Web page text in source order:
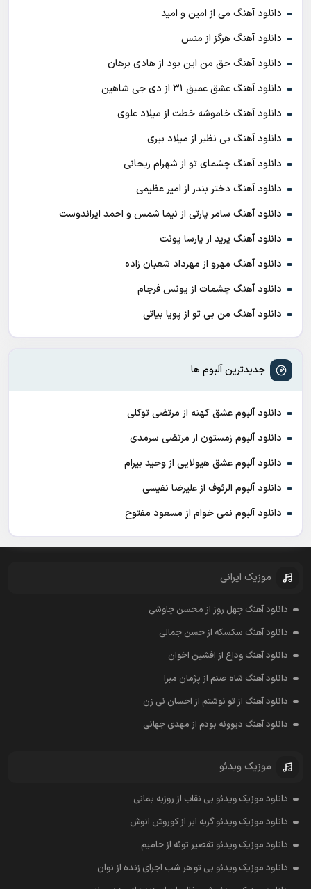
دانلود آهنگ می از امین و امید
دانلود آهنگ هرگز از منس
دانلود آهنگ حق من این بود از هادی برهان
دانلود آهنگ عشق عمیق ۳۱ از دی جی شاهین
دانلود آهنگ خاموشه خطت از میلاد علوی
دانلود آهنگ بی نظیر از میلاد ببری
دانلود آهنگ چشمای تو از شهرام ریحانی
دانلود آهنگ دختر بندر از امیر عظیمی
دانلود آهنگ سامر پارتی از نیما شمس و احمد ایراندوست
دانلود آهنگ پرید از پارسا پوئت
دانلود آهنگ مهرو از مهرداد شعبان زاده
دانلود آهنگ چشمات از یونس فرجام
دانلود آهنگ من بی تو از پویا بیاتی
جدیدترین آلبوم ها
دانلود آلبوم عشق کهنه از مرتضی توکلی
دانلود آلبوم زمستون از مرتضی سرمدی
دانلود آلبوم عشق هیولایی از وحید بیرام
دانلود آلبوم الرئوف از علیرضا نفیسی
دانلود آلبوم نمی خوام از مسعود مفتوح
موزیک ایرانی
دانلود آهنگ چهل روز از محسن چاوشی
دانلود آهنگ سکسکه از حسن جمالی
دانلود آهنگ وداع از افشين اخوان
دانلود آهنگ شاه صنم از پژمان مبرا
دانلود آهنگ از تو نوشتم از احسان نی زن
دانلود آهنگ دیوونه بودم از مهدی جهانی
موزیک ویدئو
دانلود موزیک ویدئو بی نقاب از روزبه بمانی
دانلود موزیک ویدئو گریه ابر از کوروش انوش
دانلود موزیک ویدئو تقصیر توئه از حامیم
دانلود موزیک ویدئو بی تو هر شب اجرای زنده از نوان